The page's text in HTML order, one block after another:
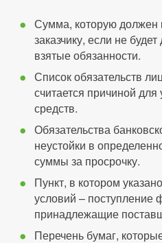
Сумма, которую должен
заказчику, если не
взятые обязанности.
Список обязательств
считается причиной
средств.
Обязательства
неустойки в
суммы за просрочку.
Пункт, в котором
условий – поступление
принадлежащие
Перечень бумаг,